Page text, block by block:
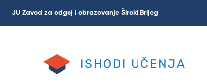
JU Zavod za odgoj i obrazovanje Široki Brijeg
ISHODI UČENJA